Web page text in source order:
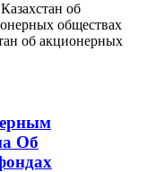
об
обществах
об акционерных
Об